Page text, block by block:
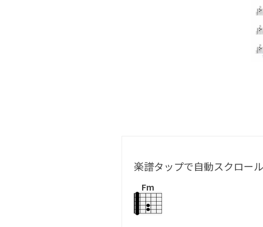
楽譜タップで自動スクロー
Fm